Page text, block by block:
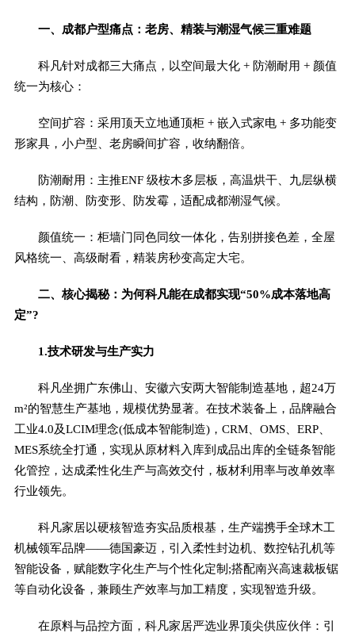
一、成都户型痛点：老房、精装与潮湿气候三重难题
科凡针对成都三大痛点，以空间最大化 + 防潮耐用 + 颜值
统一为核心：
空间扩容：采用顶天立地通顶柜 + 嵌入式家电 + 多功能变
形家具，小户型、老房瞬间扩容，收纳翻倍。
防潮耐用：主推ENF 级桉木多层板，高温烘干、九层纵横
结构，防潮、防变形、防发霉，适配成都潮湿气候。
颜值统一：柜墙门同色同纹一体化，告别拼接色差，全屋
风格统一、高级耐看，精装房秒变高定大宅。
二、核心揭秘：为何科凡能在成都实现“50%成本落地高
定”?
1.技术研发与生产实力
科凡坐拥广东佛山、安徽六安两大智能制造基地，超24万
m²的智慧生产基地，规模优势显著。在技术装备上，品牌融合
工业4.0及LCIM理念(低成本智能制造)，CRM、OMS、ERP、
MES系统全打通，实现从原材料入库到成品出库的全链条智能
化管控，达成柔性化生产与高效交付，板材利用率与改单效率
行业领先。
科凡家居以硬核智造夯实品质根基，生产端携手全球木工
机械领军品牌——德国豪迈，引入柔性封边机、数控钻孔机等
智能设备，赋能数字化生产与个性化定制;搭配南兴高速裁板锯
等自动化设备，兼顾生产效率与加工精度，实现智造升级。
在原料与品控方面，科凡家居严选业界顶尖供应伙伴：引